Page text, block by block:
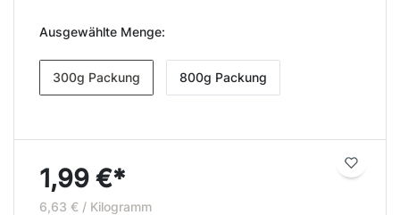
Ausgewählte Menge:
300g Packung 800g Packung
1,99 €*
6,63 € / Kilogramm